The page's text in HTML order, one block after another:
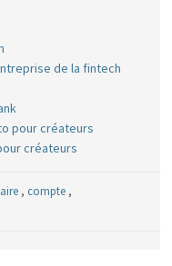
de la fintech
pour créateurs
créateurs
, compte ,